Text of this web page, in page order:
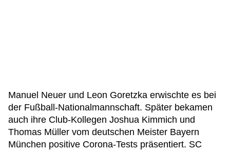
Manuel Neuer und Leon Goretzka erwischte es bei
der Fußball-Nationalmannschaft. Später bekamen
auch ihre Club-Kollegen Joshua Kimmich und
Thomas Müller vom deutschen Meister Bayern
München positive Corona-Tests präsentiert. SC